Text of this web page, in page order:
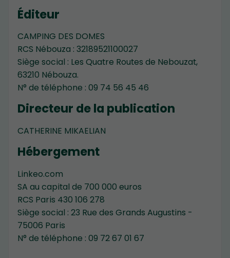
Éditeur
CAMPING DES DOMES
RCS Nébouza : 32189521100027
Siège social : Les Quatre Routes de Nebouzat,
63210 Nébouza.
N° de téléphone : 09 74 56 45 46
Directeur de la publication
CATHERINE MIKAELIAN
Hébergement
Linkeo.com
SA au capital de 700 000 euros
RCS Paris 430 106 278
Siège social : 23 Rue des Grands Augustins -
75006 Paris
N° de téléphone : 09 72 67 01 67